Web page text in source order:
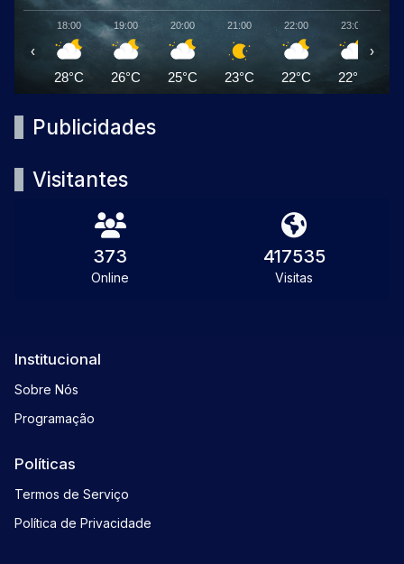
18:00
28°C
19:00
26°C
20:00
25°C
21:00
23°C
22:00
22°C
23:00
22°C
‹ ›
Publicidades
Visitantes
373
Online
417535
Visitas
Institucional
Sobre Nós
Programação
Políticas
Termos de Serviço
Política de Privacidade